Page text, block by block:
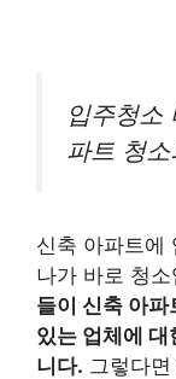
입주청소
파트 청
신축 아파트에
나가 바로 청
들이 신축 아
있는 업체에
니다. 그렇다